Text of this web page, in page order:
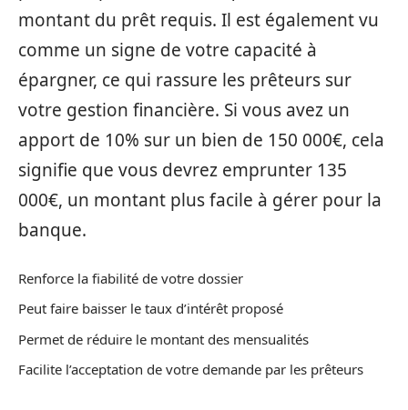
montant du prêt requis. Il est également vu
comme un signe de votre capacité à
épargner, ce qui rassure les prêteurs sur
votre gestion financière. Si vous avez un
apport de 10% sur un bien de 150 000€, cela
signifie que vous devrez emprunter 135
000€, un montant plus facile à gérer pour la
banque.
Renforce la fiabilité de votre dossier
Peut faire baisser le taux d’intérêt proposé
Permet de réduire le montant des mensualités
Facilite l’acceptation de votre demande par les prêteurs